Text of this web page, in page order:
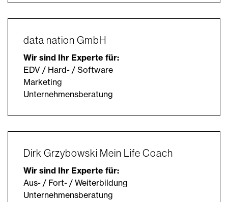
data nation GmbH
Wir sind Ihr Experte für:
EDV / Hard- / Software
Marketing
Unternehmensberatung
Dirk Grzybowski Mein Life Coach
Wir sind Ihr Experte für:
Aus- / Fort- / Weiterbildung
Unternehmensberatung